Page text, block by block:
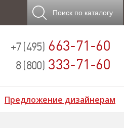
Поиск по каталогу
+7 (495) 663-71-60
8 (800) 333-71-60
Предложение дизайнерам